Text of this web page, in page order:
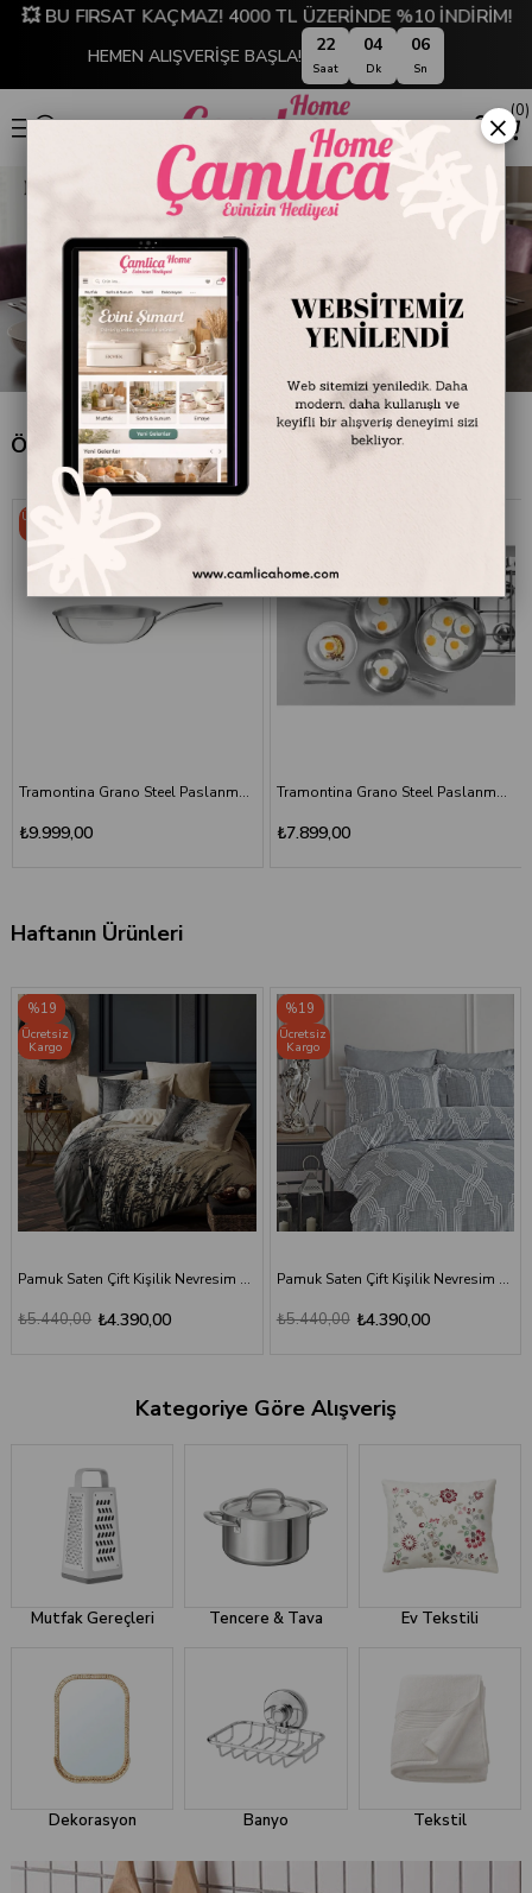
💥 BU FIRSAT KAÇMAZ! 4000 TL ÜZERİNDE %10 İNDİRİM!
HEMEN ALIŞVERİŞE BAŞLA! 22
Saat
04
Dk
06
Sn
0
Özel Tava Setleri
Tramontina Grano Steel Paslanmaz Çelik Tava 30 cm
₺7.899,00
Ücretsiz
Tramontina Grano Steel Paslanmaz Çelik Tava 26 cm
₺6.999,00
Haftanın Ürünleri
Pamuk Saten Çift Kişilik Nevresim Takımı 200x220 cm - Exxen Gri
₺4.390,00
₺5.440,00
%19
Ücretsiz
Kargo
Pamuk Saten Çift Kişilik Nevresim Takımı 200x220 cm - Lenox
₺4.390,00
₺5.440,00
%19
Ücretsiz
Kargo
Kategoriye Göre Alışveriş
Mutfak Gereçleri Tencere & Tava Ev Tekstili
Dekorasyon Banyo Tekstil
×